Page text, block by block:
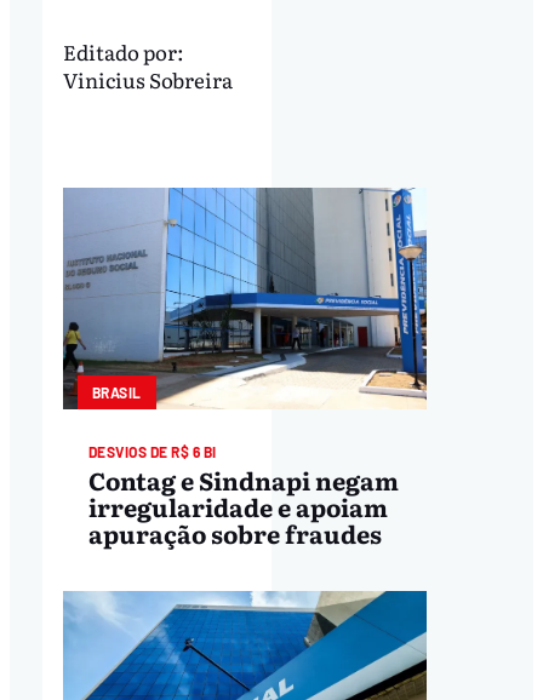
Editado por:
Vinicius Sobreira
BRASIL
DESVIOS DE R$ 6 BI
Contag e Sindnapi negam
irregularidade e apoiam
apuração sobre fraudes